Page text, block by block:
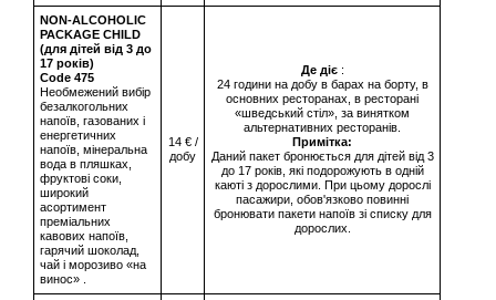
NON-ALCOHOLIC
PACKAGE CHILD
(для дітей від 3 до
17 років)
Сode 475
Необмежений вибір
безалкогольних
напоїв, газованих і
енергетичних
напоїв, мінеральна
вода в пляшках,
фруктові соки,
широкий
асортимент
преміальних
кавових напоїв,
гарячий шоколад,
чай і морозиво «на
винос» .
14 € /
добу
Де діє:
24 години на добу в барах на борту, в
основних ресторанах, в ресторані
«шведський стіл», за винятком
альтернативних ресторанів.
Примітка:
Даний пакет бронюється для дітей від 3
до 17 років, які подорожують в одній
каюті з дорослими. При цьому дорослі
пасажири, обов'язково повинні
бронювати пакети напоїв зі списку для
дорослих.